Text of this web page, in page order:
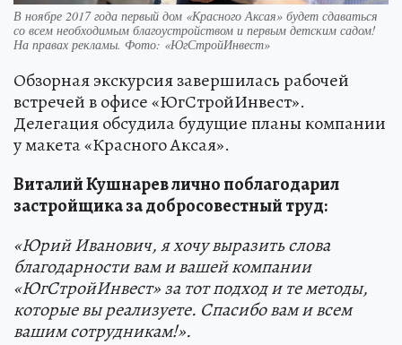
В ноябре 2017 года первый дом «Красного Аксая» будет сдаваться
со всем необходимым благоустройством и первым детским садом!
На правах рекламы. Фото: «ЮгСтройИнвест»
Обзорная экскурсия завершилась рабочей
встречей в офисе «ЮгСтройИнвест».
Делегация обсудила будущие планы компании
у макета «Красного Аксая».
Виталий Кушнарев лично поблагодарил
застройщика за добросовестный труд:
«Юрий Иванович, я хочу выразить слова
благодарности вам и вашей компании
«ЮгСтройИнвест» за тот подход и те методы,
которые вы реализуете. Спасибо вам и всем
вашим сотрудникам!».